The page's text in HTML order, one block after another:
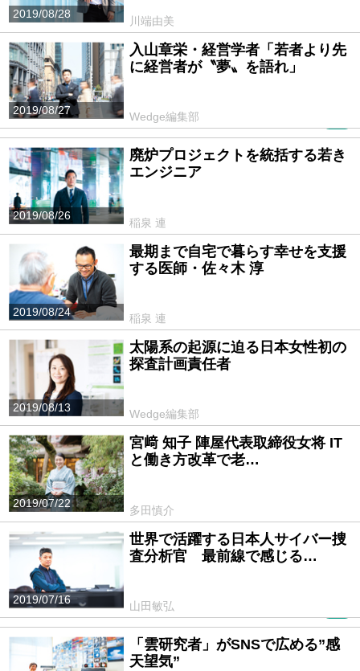
2019/08/28
川端由美
2019/08/27
入山章栄・経営学者「若者より先
に経営者が〝夢〟を語れ」
Wedge編集部
2019/08/26
廃炉プロジェクトを統括する若き
エンジニア
稲泉 連
2019/08/24
最期まで自宅で暮らす幸せを支援
する医師・佐々木 淳
稲泉 連
2019/08/13
太陽系の起源に迫る日本女性初の
探査計画責任者
Wedge編集部
2019/07/22
宮﨑 知子 陣屋代表取締役女将 IT
と働き方改革で老…
多田慎介
2019/07/16
世界で活躍する日本人サイバー捜
査分析官 最前線で感じる…
山田敏弘
「雲研究者」がSNSで広める”感
天望気”